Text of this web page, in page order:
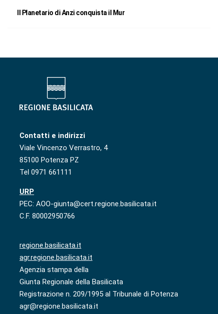
Il Planetario di Anzi conquista il Mur
Contatti e indirizzi
Viale Vincenzo Verrastro, 4
85100 Potenza PZ
Tel 0971 661111
URP
PEC: AOO-giunta@cert.regione.basilicata.it
C.F. 80002950766
regione.basilicata.it
agr.regione.basilicata.it
Agenzia stampa della
Giunta Regionale della Basilicata
Registrazione n. 209/1995 al Tribunale di Potenza
agr@regione.basilicata.it